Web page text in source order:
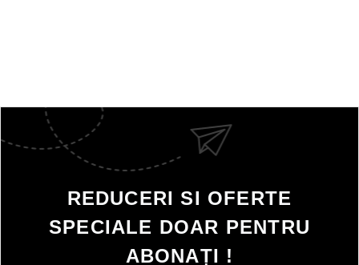
REDUCERI SI OFERTE
SPECIALE DOAR PENTRU
ABONAȚI !